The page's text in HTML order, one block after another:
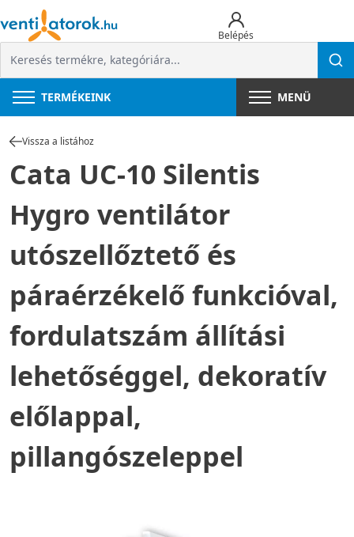
Belépés
TERMÉKEINK MENÜ
Vissza a listához
Cata UC-10 Silentis
Hygro ventilátor
utószellőztető és
páraérzékelő funkcióval,
fordulatszám állítási
lehetőséggel, dekoratív
előlappal,
pillangószeleppel